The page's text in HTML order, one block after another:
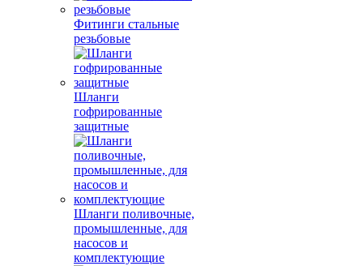
Фитинги стальные
резьбовые
Шланги
гофрированные
защитные
Шланги поливочные,
промышленные, для
насосов и
комплектующие